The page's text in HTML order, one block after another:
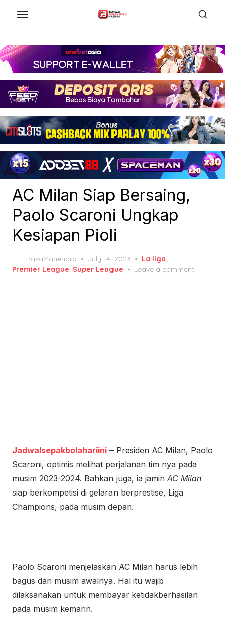
content
AC Milan Siap Bersaing,
Paolo Scaroni Ungkap
Kesiapan Pioli
RakaMahendra
Posted
on
July 14, 2023 La liga,
Premier League, Super League Leave a comment
Jadwalsepakbolahariini – Presiden AC Milan, Paolo
Scaroni, optimis melihat perjalanan tim nya pada
musim 2023-2024. Bahkan juga, ia jamin AC Milan
siap berkompetisi di gelaran berprestise, Liga
Champions, pada musim depan.
Paolo Scaroni menjelaskan AC Milan harus lebih
bagus dari musim awalnya. Hal itu wajib
dilaksanakan untuk membayar ketidakberhasilan
pada musim kemarin.